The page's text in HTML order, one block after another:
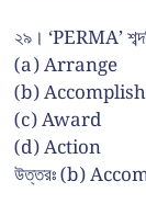
২৯। ‘PERMA’
(a) Arrange
(b)
(c) Award
(d) Action
উত্তরঃ (b)